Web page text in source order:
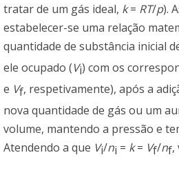
tratar de um gás ideal, k= RT/p).
estabelecer-se uma relação
quantidade de substância inicial
ele ocupado (Vi) com os
e Vf, respetivamente), após a
nova quantidade de gás ou um
volume, mantendo a pressão e
Atendendo a que Vi/ni = k= Vf/nf,